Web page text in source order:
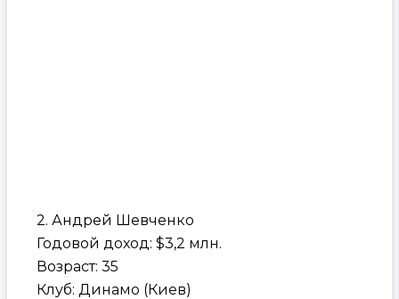
2. Андрей Шевченко
Годовой доход: $3,2 млн.
Возраст: 35
Клуб: Динамо (Киев)